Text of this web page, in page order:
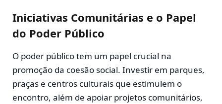
Iniciativas Comunitárias e o Papel
do Poder Público
O poder público tem um papel crucial na
promoção da coesão social. Investir em parques,
praças e centros culturais que estimulem o
encontro, além de apoiar projetos comunitários,